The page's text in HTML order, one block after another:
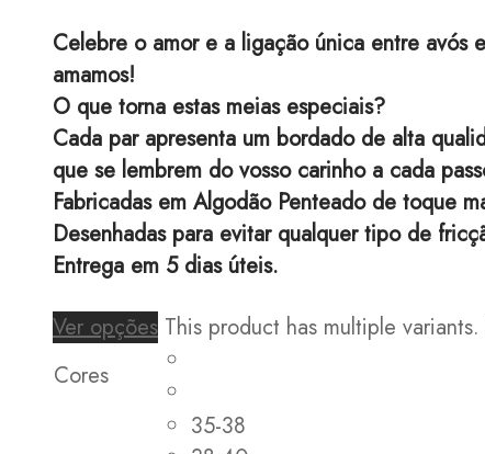
Celebre o amor e a ligação única entre avós
amamos!
O que torna estas meias especiais?
Cada par apresenta um bordado de alta
que se lembrem do vosso carinho a cada
Fabricadas em Algodão Penteado de toque
Desenhadas para evitar qualquer tipo de
Entrega em 5 dias úteis.
Ver opções This product has multiple
Cores
35-38